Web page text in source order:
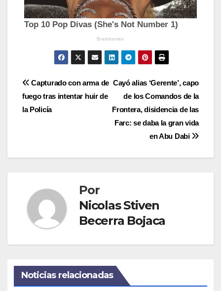
Navegación
de
Cayó alias ‘Gerente’, capo
de los Comandos de la
Frontera, disidencia de las
Farc: se daba la gran vida
en Abu Dabi
Capturado con arma de
fuego tras intentar huir de
la Policía
Por
Nicolas Stiven
Becerra Bojaca
Noticias relacionadas